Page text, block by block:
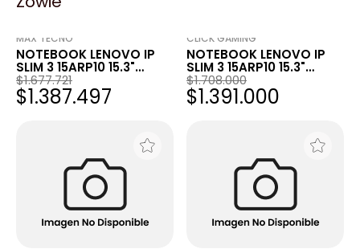
MAX TECNO
NOTEBOOK LENOVO IP
SLIM 3 15ARP10 15.3"
WUXGA AMD R7 7735HS
8GB 4800MHZ DDR5
512GB NVME W11H CON
$1.677.721
$1.387.497
CLICK GAMING
NOTEBOOK LENOVO IP
SLIM 3 15ARP10 15.3"
WUXGA AMD R7 7735HS
8GB 4800MHZ DDR5
512GB NVME W11H CON
$1.708.000
$1.391.000